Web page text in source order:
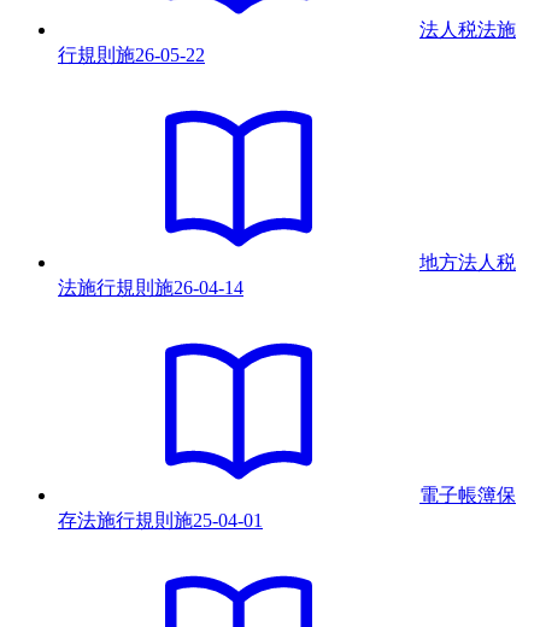
法人税法施
行規則 施26-05-22
地方法人税
法施行規則 施26-04-14
電子帳簿保
存法施行規則 施25-04-01